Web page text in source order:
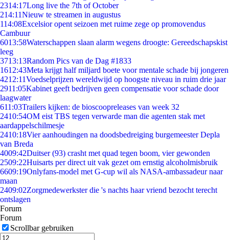
2314:17Long live the 7th of October
214:11Nieuw te streamen in augustus
114:08Excelsior opent seizoen met ruime zege op promovendus
Cambuur
6013:58Waterschappen slaan alarm wegens droogte: Gereedschapskist
leeg
3713:13Random Pics van de Dag #1833
1612:43Meta krijgt half miljard boete voor mentale schade bij jongeren
4212:11Voedselprijzen wereldwijd op hoogste niveau in ruim drie jaar
2911:05Kabinet geeft bedrijven geen compensatie voor schade door
laagwater
611:03Trailers kijken: de bioscoopreleases van week 32
2410:54OM eist TBS tegen verwarde man die agenten stak met
aardappelschilmesje
2410:18Vier aanhoudingen na doodsbedreiging burgemeester Depla
van Breda
4009:42Duitser (93) crasht met quad tegen boom, vier gewonden
2509:22Huisarts per direct uit vak gezet om ernstig alcoholmisbruik
6609:19Onlyfans-model met G-cup wil als NASA-ambassadeur naar
maan
2409:02Zorgmedewerkster die 's nachts haar vriend bezocht terecht
ontslagen
Forum
Forum
Scrollbar gebruiken